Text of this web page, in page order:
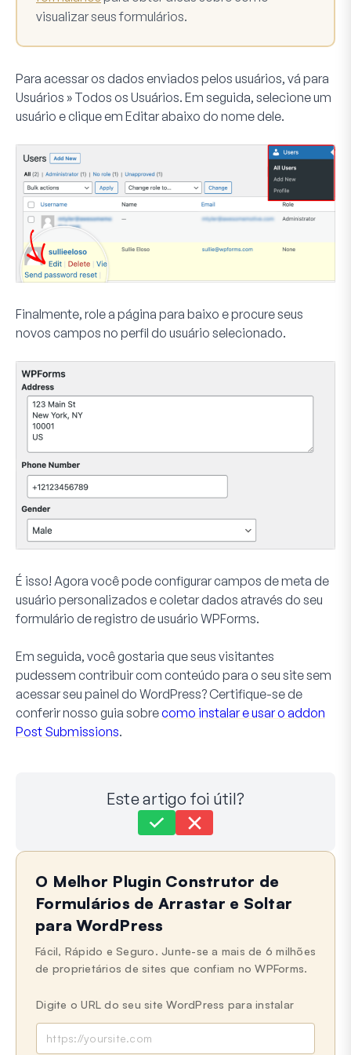
visualizar seus formulários.
Para acessar os dados enviados pelos usuários, vá para
Usuários » Todos os Usuários. Em seguida, selecione um
usuário e clique em Editarabaixo do nome dele.
Finalmente, role a página para baixo e procure seus
novos campos no perfil do usuário selecionado.
É isso! Agora você pode configurar campos de meta de
usuário personalizados e coletar dados através do seu
formulário de registro de usuário WPForms.
Em seguida, você gostaria que seus visitantes
pudessem contribuir com conteúdo para o seu site sem
acessar seu painel do WordPress? Certifique-se de
conferir nosso guia sobrecomo instalar e usar o addon
Post Submissions.
Este artigo foi útil?
Ainda com dificuldades?
Última atualização em 21 de maio de 2024
O Melhor Plugin Construtor de
Formulários de Arrastar e Soltar
para WordPress
Fácil, Rápido e Seguro. Junte-se a mais de 6 milhões
de proprietários de sites que confiam no WPForms.
Digite o URL do seu site WordPress para instalar